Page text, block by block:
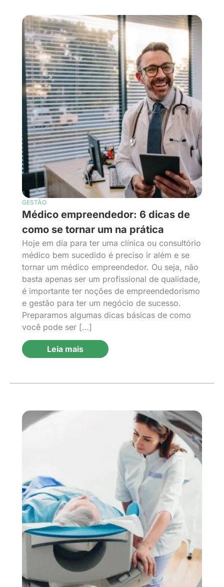
GESTÃO
Médico empreendedor: 6 dicas de
como se tornar um na prática
Hoje em dia para ter uma clínica ou consultório
médico bem sucedido é preciso ir além e se
tornar um médico empreendedor. Ou seja, não
basta apenas ser um profissional de qualidade,
é importante ter noções de empreendedorismo
e gestão para ter um negócio de sucesso.
Preparamos algumas dicas básicas de como
você pode ser […]
Leia mais